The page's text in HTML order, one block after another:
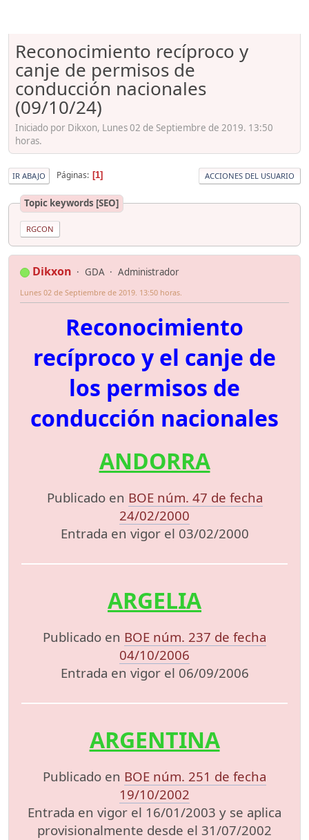
Reconocimiento recíproco y
canje de permisos de
conducción nacionales
(09/10/24)
Iniciado por Dikxon, Lunes 02 de Septiembre de 2019. 13:50
horas.
IR ABAJO Páginas 1 ACCIONES DEL USUARIO
Topic keywords [SEO]
RGCON
Dikxon GDA Administrador
Lunes 02 de Septiembre de 2019. 13:50 horas.
Reconocimiento
recíproco y el canje de
los permisos de
conducción nacionales
ANDORRA
Publicado en BOE núm. 47 de fecha
24/02/2000
Entrada en vigor el 03/02/2000
ARGELIA
Publicado en BOE núm. 237 de fecha
04/10/2006
Entrada en vigor el 06/09/2006
ARGENTINA
Publicado en BOE núm. 251 de fecha
19/10/2002
Entrada en vigor el 16/01/2003 y se aplica
provisionalmente desde el 31/07/2002